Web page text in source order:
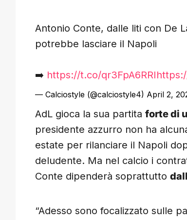
Antonio Conte, dalle liti con De
potrebbe lasciare il Napoli
➡️ https://t.co/qr3FpA6RRI
— Calciostyle (@calciostyle4) April 2,
AdL gioca la sua partita forte di
presidente azzurro non ha
estate per rilanciare il Napoli
deludente. Ma nel calcio i
Conte dipenderà soprattutto
“Adesso sono focalizzato sulle